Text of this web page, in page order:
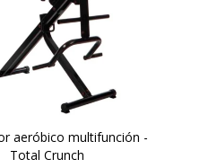
aeróbico multifunción -
Total Crunch